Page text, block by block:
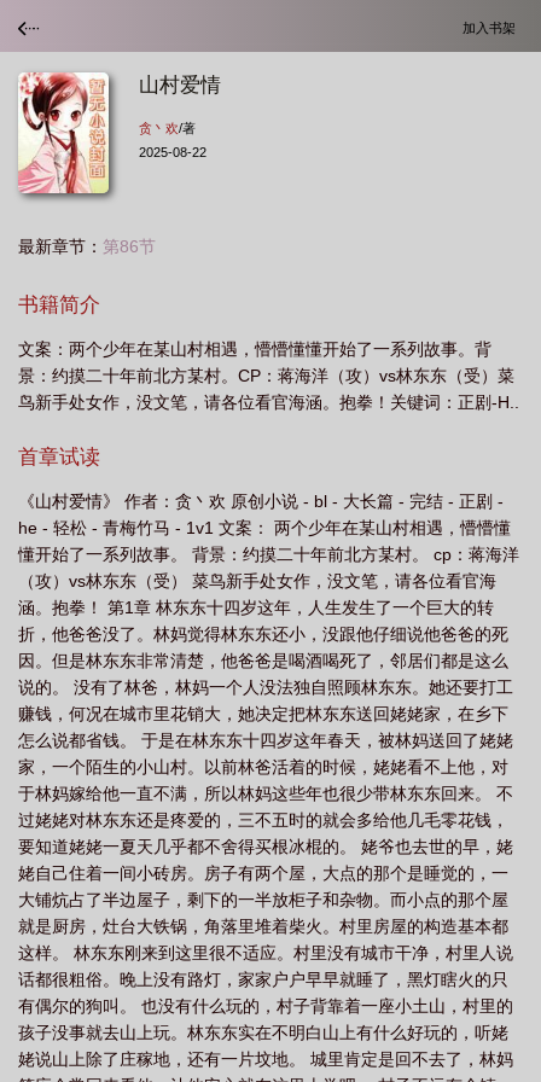
加入书架
山村爱情
贪丶欢/著
2025-08-22
最新章节： 第86节
书籍简介
文案：两个少年在某山村相遇，懵懵懂懂开始了一系列故事。背
景：约摸二十年前北方某村。CP：蒋海洋（攻）vs林东东（受）菜
鸟新手处女作，没文笔，请各位看官海涵。抱拳！关键词：正剧-H..
首章试读
《山村爱情》 作者：贪丶欢 原创小说 - bl - 大长篇 - 完结 - 正剧 -
he - 轻松 - 青梅竹马 - 1v1 文案： 两个少年在某山村相遇，懵懵懂
懂开始了一系列故事。 背景：约摸二十年前北方某村。 cp：蒋海洋
（攻）vs林东东（受） 菜鸟新手处女作，没文笔，请各位看官海
涵。抱拳！ 第1章 林东东十四岁这年，人生发生了一个巨大的转
折，他爸爸没了。林妈觉得林东东还小，没跟他仔细说他爸爸的死
因。但是林东东非常清楚，他爸爸是喝酒喝死了，邻居们都是这么
说的。 没有了林爸，林妈一个人没法独自照顾林东东。她还要打工
赚钱，何况在城市里花销大，她决定把林东东送回姥姥家，在乡下
怎么说都省钱。 于是在林东东十四岁这年春天，被林妈送回了姥姥
家，一个陌生的小山村。以前林爸活着的时候，姥姥看不上他，对
于林妈嫁给他一直不满，所以林妈这些年也很少带林东东回来。 不
过姥姥对林东东还是疼爱的，三不五时的就会多给他几毛零花钱，
要知道姥姥一夏天几乎都不舍得买根冰棍的。 姥爷也去世的早，姥
姥自己住着一间小砖房。房子有两个屋，大点的那个是睡觉的，一
大铺炕占了半边屋子，剩下的一半放柜子和杂物。而小点的那个屋
就是厨房，灶台大铁锅，角落里堆着柴火。村里房屋的构造基本都
这样。 林东东刚来到这里很不适应。村里没有城市干净，村里人说
话都很粗俗。晚上没有路灯，家家户户早早就睡了，黑灯瞎火的只
有偶尔的狗叫。 也没有什么玩的，村子背靠着一座小土山，村里的
孩子没事就去山上玩。林东东实在不明白山上有什么好玩的，听姥
姥说山上除了庄稼地，还有一片坟地。 城里肯定是回不去了，林妈